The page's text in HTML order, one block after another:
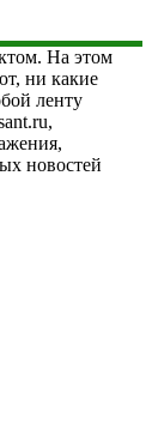
На этом
ни какие
ленту
новостей